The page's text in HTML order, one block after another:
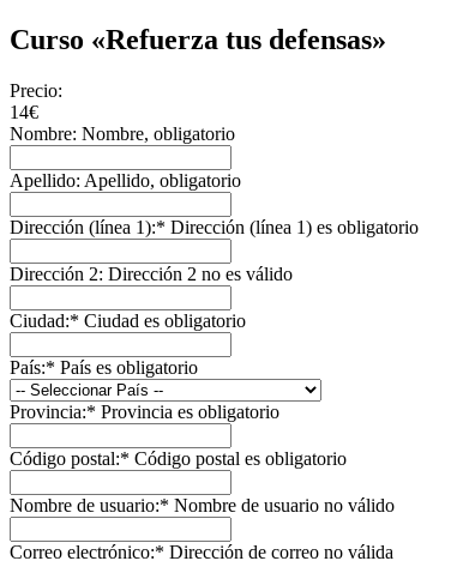
Curso «Refuerza tus defensas»
Precio:
14€
Nombre: Nombre, obligatorio
Apellido: Apellido, obligatorio
Dirección (línea 1):* Dirección (línea 1) es obligatorio
Dirección 2: Dirección 2 no es válido
Ciudad:* Ciudad es obligatorio
País:* País es obligatorio
Provincia:* Provincia es obligatorio
Código postal:* Código postal es obligatorio
Nombre de usuario:* Nombre de usuario no válido
Correo electrónico:* Dirección de correo no válida